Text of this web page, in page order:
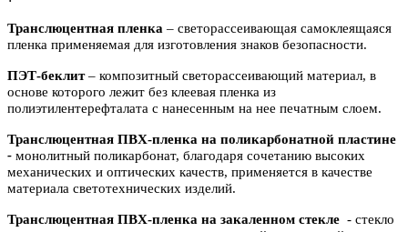
Транслюцентная пленка – светорассеивающая самоклеящаяся
пленка применяемая для изготовления знаков безопасности.
ПЭТ-беклит– композитный светорассеивающий материал, в
основе которого лежит без клеевая пленка из
полиэтилентерефталата с нанесенным на нее печатным слоем.
Транслюцентная ПВХ-пленка на поликарбонатной пластине
- монолитный поликарбонат, благодаря сочетанию высоких
механических и оптических качеств, применяется в качестве
материала светотехнических изделий.
Транслюцентная ПВХ-пленка на закаленном стекле - стекло